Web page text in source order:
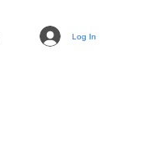
Log In